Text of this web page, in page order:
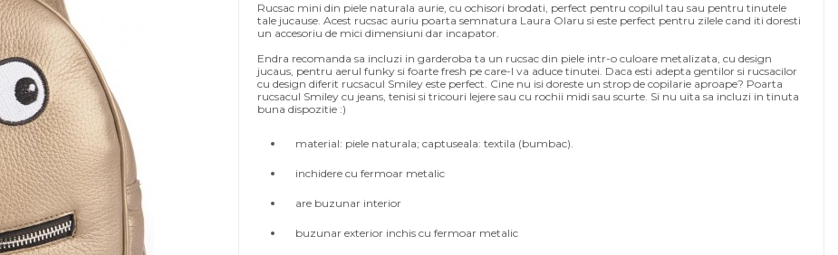
Rucsac mini din piele naturala aurie, cu ochisori brodati, perfect pentru copilul tau sau pentru tinutele
tale jucause. Acest rucsac auriu poarta semnatura Laura Olaru si este perfect pentru zilele cand iti doresti
un accesoriu de mici dimensiuni dar incapator.
Endra recomanda sa incluzi in garderoba ta un rucsac din piele intr-o culoare metalizata, cu design
jucaus, pentru aerul funky si foarte fresh pe care-l va aduce tinutei. Daca esti adepta gentilor si rucsacilor
cu design diferit rucsacul Smiley este perfect. Cine nu isi doreste un strop de copilarie aproape? Poarta
rucsacul Smiley cu jeans, tenisi si tricouri lejere sau cu rochii midi sau scurte. Si nu uita sa incluzi in tinuta
buna dispozitie :)
material: piele naturala; captuseala: textila (bumbac).
inchidere cu fermoar metalic
are buzunar interior
buzunar exterior inchis cu fermoar metalic